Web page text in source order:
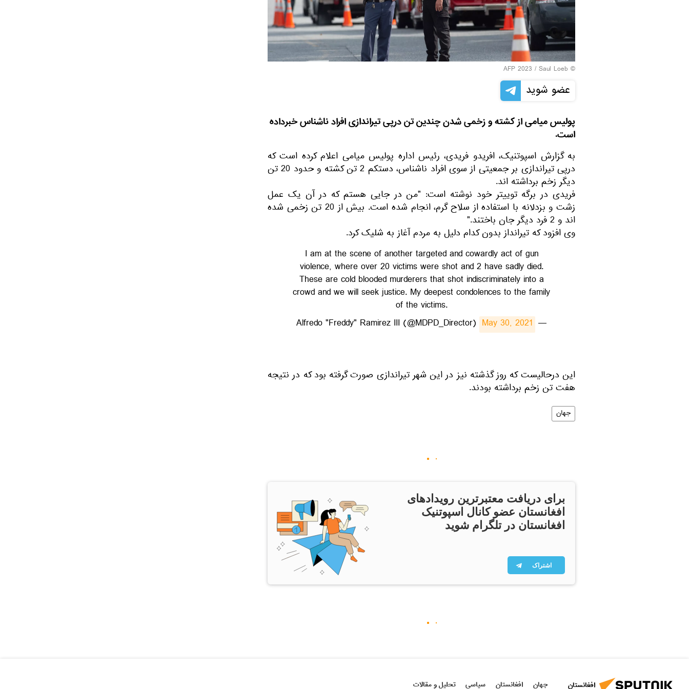
© AFP 2023 / Saul Loeb
عضو شوید
پولیس میامی از کشته و زخمی شدن چندین تن درپی تیراندازی افراد ناشناس خبرداده
است.
به گزارش اسپوتنیک، افریدو فریدی، رئیس اداره پولیس میامی اعلام کرده است که
درپی تیراندازی بر جمعیتی از سوی افراد ناشناس، دستکم 2 تن کشته و حدود 20 تن
دیگر زخم برداشته اند.
فریدی در برگه توییتر خود نوشته است: "من در جایی هستم که در آن یک عمل
زشت و بزدلانه با استفاده از سلاح گرم، انجام شده است. بیش از 20 تن زخمی شده
اند و 2 فرد دیگر جان باختند."
وی افزود که تیرانداز بدون کدام دلیل به مردم آغاز به شلیک کرد.
I am at the scene of another targeted and cowardly act of gun
violence, where over 20 victims were shot and 2 have sadly died.
These are cold blooded murderers that shot indiscriminately into a
crowd and we will seek justice. My deepest condolences to the family
of the victims.
— Alfredo "Freddy" Ramirez III (@MDPD_Director)
May 30, 2021
این درحالیست که روز گذشته نیز در این شهر تیراندازی صورت گرفته بود که در نتیجه
هفت تن زخم برداشته بودند.
جهان
برای دریافت معتبرترین رویدادهای
افغانستان عضو کانال اسپوتنیک
افغانستان در تلگرام شوید
اشتراک
افغانستان جهان افغانستان سیاسی تحلیل و مقالات